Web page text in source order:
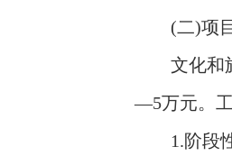
(二)项
文化和
—5万元。
1.阶段